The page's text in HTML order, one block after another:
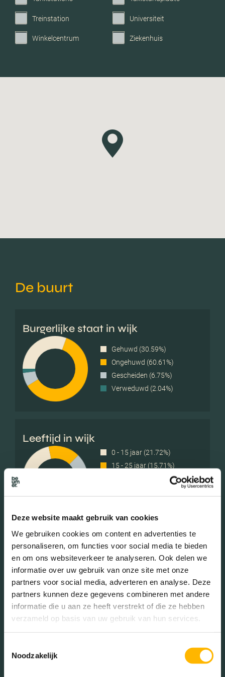
Deze website maakt gebruik van cookies
We gebruiken cookies om content en advertenties te
personaliseren, om functies voor social media te bieden
en om ons websiteverkeer te analyseren. Ook delen we
informatie over uw gebruik van onze site met onze
partners voor social media, adverteren en analyse. Deze
partners kunnen deze gegevens combineren met andere
informatie die u aan ze heeft verstrekt of die ze hebben
verzameld op basis van uw gebruik van hun services.
Noodzakelijk
Treinstation Universiteit
Winkelcentrum Ziekenhuis
De buurt
Burgerlijke staat in wijk
Gehuwd (30.59%)
Ongehuwd (60.61%)
Gescheiden (6.75%)
Verweduwd (2.04%)
Leeftijd in wijk
0 - 15 jaar (21.72%)
15 - 25 jaar (15.71%)
25 - 45 jaar (37.04%)
Geslacht
Mannen (51.53%)
Vrouwen (48.47%)
Gezinnen met kinderen